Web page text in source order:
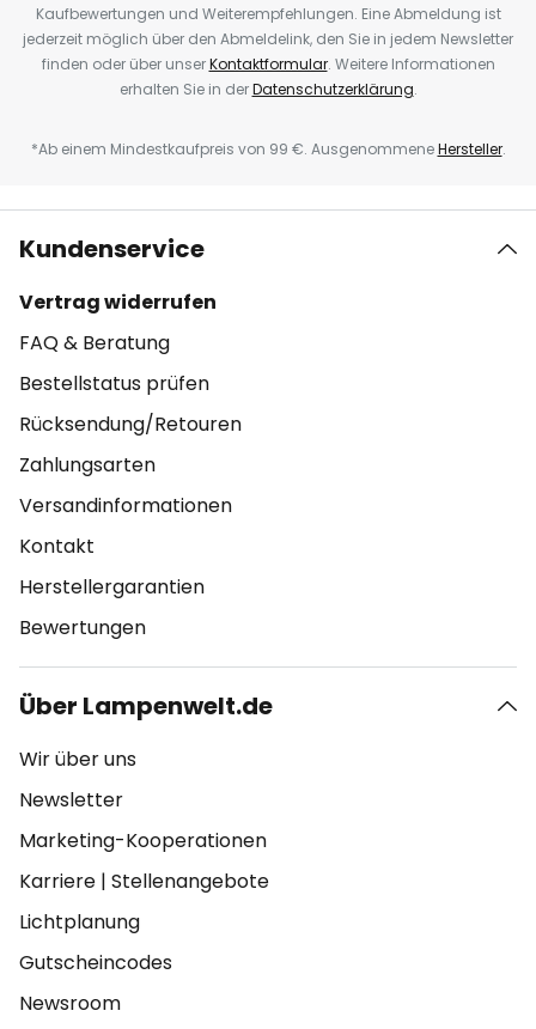
Kaufbewertungen und Weiterempfehlungen. Eine Abmeldung ist
jederzeit möglich über den Abmeldelink, den Sie in jedem Newsletter
finden oder über unserKontaktformular. Weitere Informationen
erhalten Sie in derDatenschutzerklärung.
*Ab einem Mindestkaufpreis von 99 €. AusgenommeneHersteller.
Kundenservice
Vertrag widerrufen
FAQ & Beratung
Bestellstatus prüfen
Rücksendung/Retouren
Zahlungsarten
Versandinformationen
Kontakt
Herstellergarantien
Bewertungen
Über Lampenwelt.de
Wir über uns
Newsletter
Marketing-Kooperationen
Karriere | Stellenangebote
Lichtplanung
Gutscheincodes
Newsroom